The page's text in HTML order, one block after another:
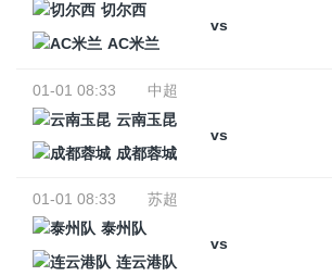
切尔西
vs
AC米兰
01-01 08:33
中超
云南玉昆
vs
成都蓉城
01-01 08:33
苏超
泰州队
vs
连云港队